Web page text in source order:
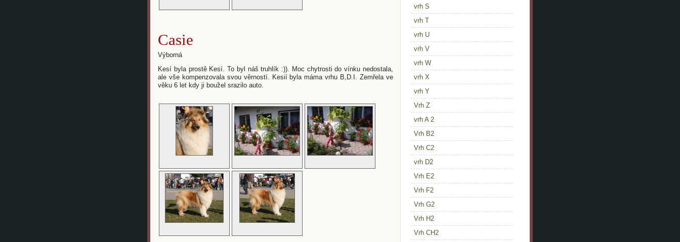
Casie
Výborná
Kesí byla prostě Kesí. To byl náš truhlík :)). Moc chytrosti do vínku nedostala,
ale vše kompenzovala svou věrností. Kesií byla máma vrhu B,D.I. Zemřela ve
věku 6 let kdy ji boužel srazilo auto.
vrh S
vrh T
vrh U
vrh V
vrh W
vrh X
vrh Y
Vrh Z
vrh A 2
Vrh B2
Vrh C2
vrh D2
Vrh E2
Vrh F2
Vrh G2
Vrh H2
Vrh CH2